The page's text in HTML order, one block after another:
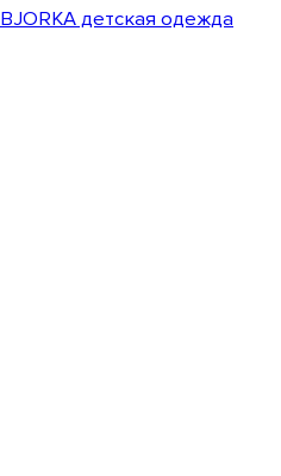
BJORKA детская одежда